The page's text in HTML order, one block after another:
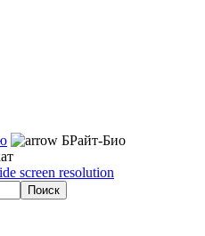
БРайт-Био